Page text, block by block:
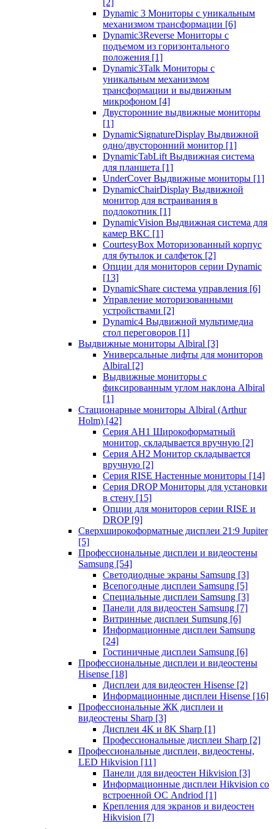
[2]
Dynamic 3 Мониторы с уникальным
механизмом трансформации [6]
Dynamic3Reverse Мониторы с
подъемом из горизонтального
положения [1]
Dynamic3Talk Мониторы с
уникальным механизмом
трансформации и выдвижным
микрофоном [4]
Двусторонние выдвижные мониторы
[1]
DynamicSignatureDisplay Выдвижной
одно/двусторонний монитор [1]
DynamicTabLift Выдвижная система
для планшета [1]
UnderCover Выдвижные мониторы [1]
DynamicChairDisplay Выдвижной
монитор для встраивания в
подлокотник [1]
DynamicVision Выдвижная система для
камер ВКС [1]
CourtesyBox Моторизованный корпус
для бутылок и салфеток [2]
Опции для мониторов серии Dynamic
[13]
DynamicShare система управления [6]
Управление моторизованными
устройствами [2]
Dynamic4 Выдвижной мультимедиа
стол переговоров [1]
Выдвижные мониторы Albiral [3]
Универсальные лифты для мониторов
Albiral [2]
Выдвижные мониторы с
фиксированным углом наклона Albiral
[1]
Стационарные мониторы Albiral (Arthur
Holm) [42]
Серия AH1 Широкоформатный
монитор, складывается вручную [2]
Серия AH2 Монитор складывается
вручную [2]
Серия RISE Настенные мониторы [14]
Серия DROP Мониторы для установки
в стену [15]
Опции для мониторов серии RISE и
DROP [9]
Сверхширокоформатные дисплеи 21:9 Jupiter
[5]
Профессиональные дисплеи и видеостены
Samsung [54]
Светодиодные экраны Samsung [3]
Всепогодные дисплеи Samsung [5]
Специальные дисплеи Samsung [3]
Панели для видеостен Samsung [7]
Витринные дисплеи Sumsung [6]
Информационные дисплеи Samsung
[24]
Гостиничные дисплеи Samsung [6]
Профессиональные дисплеи и видеостены
Hisense [18]
Дисплеи для видеостен Hisense [2]
Информационные дисплеи Hisense [16]
Профессиональные ЖК дисплеи и
видеостены Sharp [3]
Дисплеи 4K и 8K Sharp [1]
Профессиональные дисплеи Sharp [2]
Профессиональные дисплеи, видеостены,
LED Hikvision [11]
Панели для видеостен Hikvision [3]
Информационные дисплеи Hikvision со
встроенной ОС Andriod [1]
Крепления для экранов и видеостен
Hikvision [7]